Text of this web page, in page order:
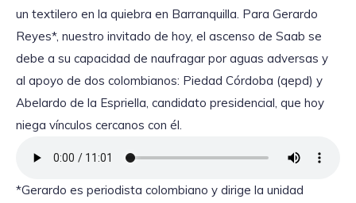
un textilero en la quiebra en Barranquilla. Para Gerardo
Reyes*, nuestro invitado de hoy, el ascenso de Saab se
debe a su capacidad de naufragar por aguas adversas y
al apoyo de dos colombianos: Piedad Córdoba (qepd) y
Abelardo de la Espriella, candidato presidencial, que hoy
niega vínculos cercanos con él.
*Gerardo es periodista colombiano y dirige la unidad